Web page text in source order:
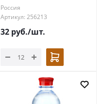
Россия
Артикул: 256213
32 руб./шт.